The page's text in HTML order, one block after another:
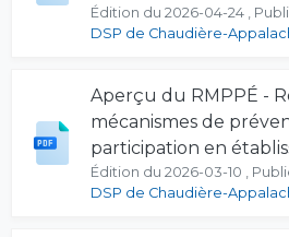
Édition du 2026-04-24 ,
DSP de Chaudière-
Aperçu du RMPPÉ -
mécanismes de
participation en
Édition du 2026-03-10 ,
DSP de Chaudière-